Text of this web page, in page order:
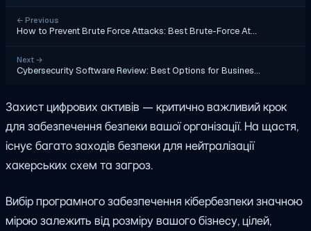
← Previous
How to Prevent Brute Force Attacks: Best Brute-Force At…
Next →
Cybersecurity Software Review: Best Options for Busines…
Захист цифрових активів — критично важливий крок
для забезпечення безпеки вашої організації. На щастя,
існує багато заходів безпеки для нейтралізації
хакерських схем та загроз.
Вибір програмного забезпечення кібербезпеки значною
мірою залежить від розміру вашого бізнесу, цілей,